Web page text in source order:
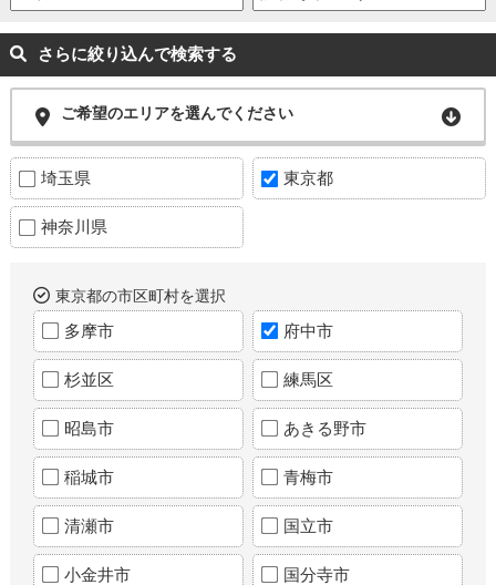
さらに絞り込んで検索する
ご希望のエリアを選んでください
埼玉県 東京都
神奈川県
東京都の市区町村を選択
多摩市 府中市
杉並区 練馬区
昭島市 あきる野市
稲城市 青梅市
清瀬市 国立市
小金井市 国分寺市